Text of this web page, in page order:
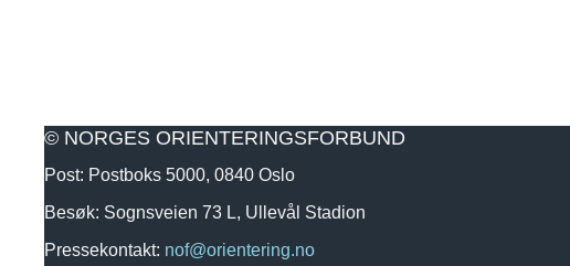
© NORGES ORIENTERINGSFORBUND
Post: Postboks 5000, 0840 Oslo
Besøk: Sognsveien 73 L, Ullevål Stadion
Pressekontakt: nof@orientering.no